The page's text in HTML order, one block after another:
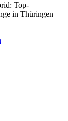
Top-
in Thüringen